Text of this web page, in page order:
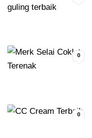
0
0